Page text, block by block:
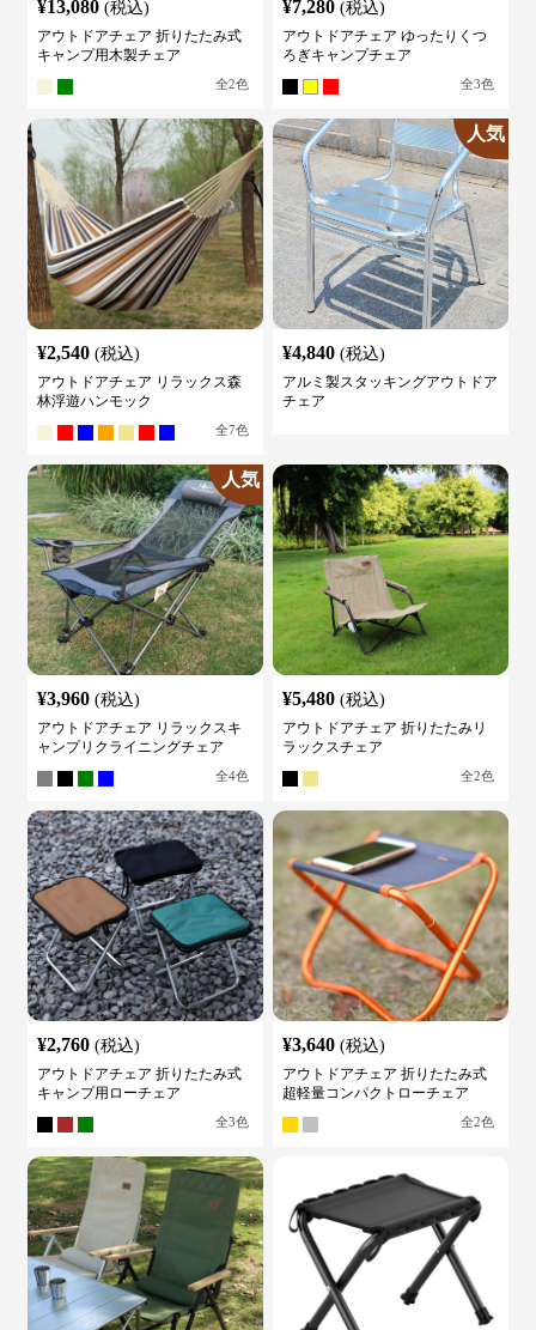
¥13,080 (税込)
アウトドアチェア 折りたたみ式
キャンプ用木製チェア
全2色
¥7,280 (税込)
アウトドアチェア ゆったりくつ
ろぎキャンプチェア
全3色
¥2,540 (税込)
アウトドアチェア リラックス森
林浮遊ハンモック
全7色
人気
¥4,840 (税込)
アルミ製スタッキングアウトドア
チェア
人気
¥3,960 (税込)
アウトドアチェア リラックスキ
ャンプリクライニングチェア
全4色
¥5,480 (税込)
アウトドアチェア 折りたたみリ
ラックスチェア
全2色
¥2,760 (税込)
アウトドアチェア 折りたたみ式
キャンプ用ローチェア
全3色
¥3,640 (税込)
アウトドアチェア 折りたたみ式
超軽量コンパクトローチェア
全2色